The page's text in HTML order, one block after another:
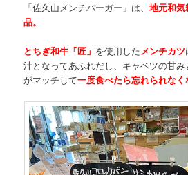
「佐久山メンチバーガー」は、地元和
品。
とちぎ和牛「匠」 を使用したメンチカツ
汁となってあふれだし、キャベツの甘
がマッチして一度食べたら忘れられなく